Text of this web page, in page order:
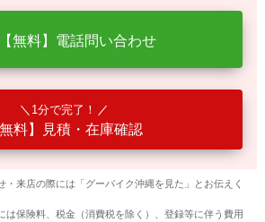
【無料】電話問い合わせ
1分で完了！
無料】見積・在庫確認
来店の際には「グーバイク沖縄を見た」とお伝えく
は保険料、税金（消費税を除く）、登録等に伴う費用